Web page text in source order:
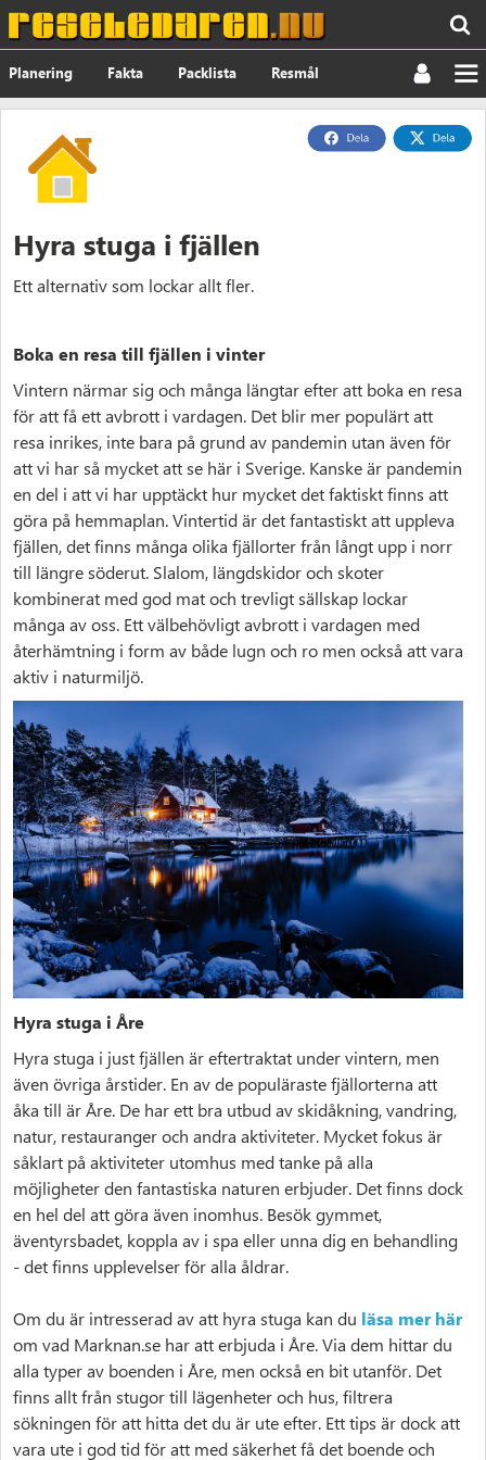
Planering Fakta Packlista Resmål
Hyra stuga i fjällen
Ett alternativ som lockar allt fler.
Boka en resa till fjällen i vinter
Vintern närmar sig och många längtar efter att boka en resa
för att få ett avbrott i vardagen. Det blir mer populärt att
resa inrikes, inte bara på grund av pandemin utan även för
att vi har så mycket att se här i Sverige. Kanske är pandemin
en del i att vi har upptäckt hur mycket det faktiskt finns att
göra på hemmaplan. Vintertid är det fantastiskt att uppleva
fjällen, det finns många olika fjällorter från långt upp i norr
till längre söderut. Slalom, längdskidor och skoter
kombinerat med god mat och trevligt sällskap lockar
många av oss. Ett välbehövligt avbrott i vardagen med
återhämtning i form av både lugn och ro men också att vara
aktiv i naturmiljö.
Hyra stuga i Åre
Hyra stuga i just fjällen är eftertraktat under vintern, men
även övriga årstider. En av de populäraste fjällorterna att
åka till är Åre. De har ett bra utbud av skidåkning, vandring,
natur, restauranger och andra aktiviteter. Mycket fokus är
såklart på aktiviteter utomhus med tanke på alla
möjligheter den fantastiska naturen erbjuder. Det finns dock
en hel del att göra även inomhus. Besök gymmet,
äventyrsbadet, koppla av i spa eller unna dig en behandling
- det finns upplevelser för alla åldrar.
Om du är intresserad av att hyra stuga kan du läsa mer här
om vad Marknan.se har att erbjuda i Åre. Via dem hittar du
alla typer av boenden i Åre, men också en bit utanför. Det
finns allt från stugor till lägenheter och hus, filtrera
sökningen för att hitta det du är ute efter. Ett tips är dock att
vara ute i god tid för att med säkerhet få det boende och